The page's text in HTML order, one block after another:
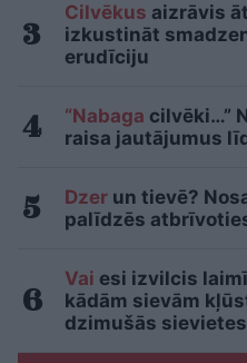
Cilvēkus aizrāvis
izkustināt
erudīciju
“Nabaga cilvēki…”
raisa jautājumus
Dzer un tievē?
palīdzēs
Vai esi izvilcis
kādām sievām
dzimušās sievietes